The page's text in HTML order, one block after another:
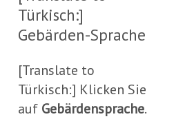
Türkisch:]
Gebärden-Sprache
[Translate to
Türkisch:] Klicken Sie
auf Gebärdensprache.